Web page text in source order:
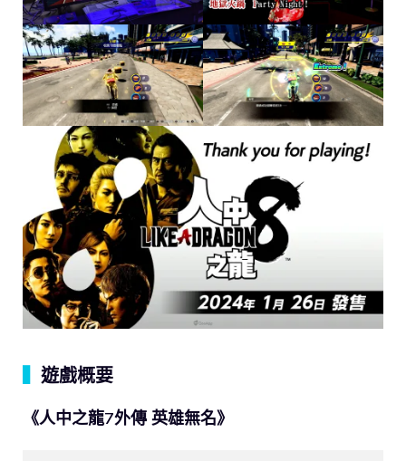
遊戲概要
《人中之龍7外傳 英雄無名》